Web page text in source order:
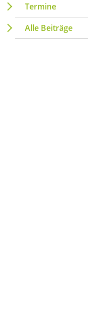
Termine
Alle Beiträge